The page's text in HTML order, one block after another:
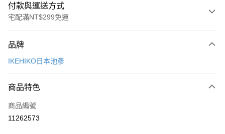
付款與運送方式
宅配滿NT$299免運
信用卡一次付款
Apple Pay
悠遊付
品牌
IKEHIKO日本池彥
商品特色
商品編號
11262573